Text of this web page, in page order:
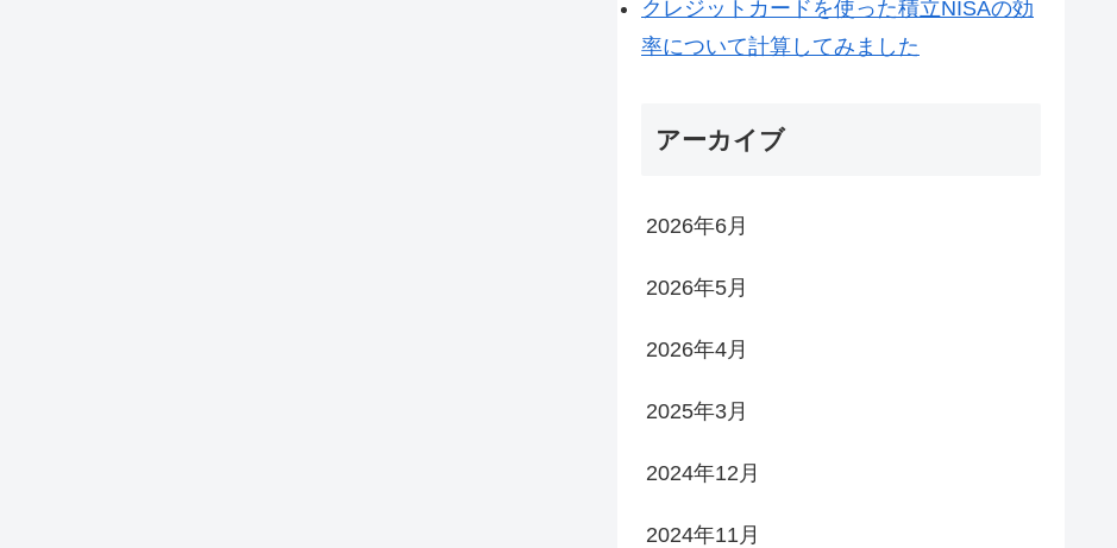
クレジットカードを使った積立NISAの効
率について計算してみました
アーカイブ
2026年6月
2026年5月
2026年4月
2025年3月
2024年12月
2024年11月